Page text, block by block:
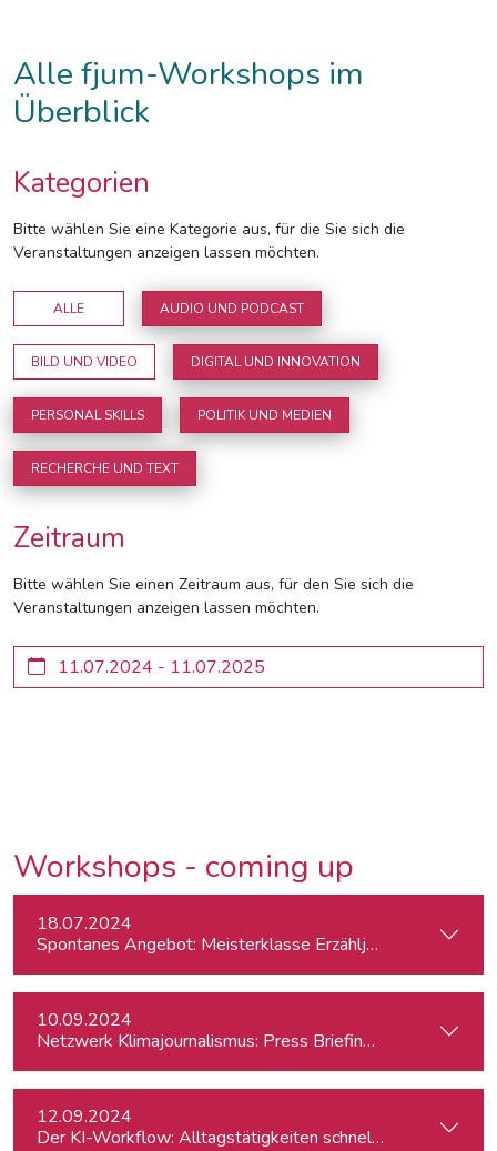
Alle fjum-Workshops im
Überblick
Kategorien
Bitte wählen Sie eine Kategorie aus, für die Sie sich die
Veranstaltungen anzeigen lassen möchten.
ALLE AUDIO UND PODCAST
BILD UND VIDEO DIGITAL UND INNOVATION
PERSONAL SKILLS POLITIK UND MEDIEN
RECHERCHE UND TEXT
Zeitraum
Bitte wählen Sie einen Zeitraum aus, für den Sie sich die
Veranstaltungen anzeigen lassen möchten.
Workshops - coming up
18.07.2024
Spontanes Angebot: Meisterklasse Erzähljournalismus –
10.09.2024
Netzwerk Klimajournalismus: Press Briefing zur
12.09.2024
Der KI-Workflow: Alltagstätigkeiten schneller und